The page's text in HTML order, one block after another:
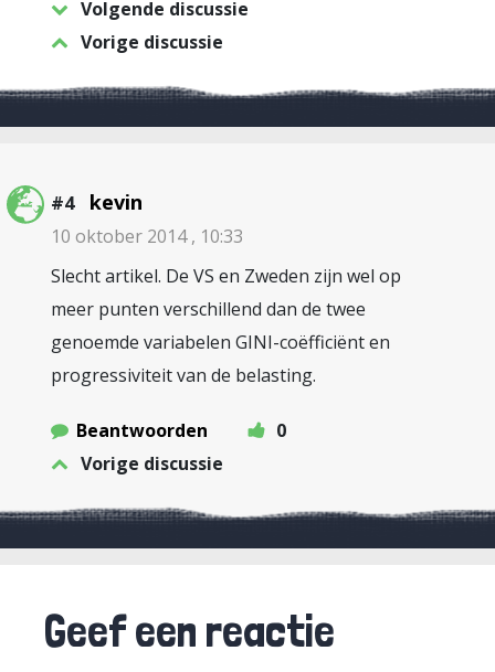
Volgende discussie
Vorige discussie
#4 kevin
10 oktober 2014 , 10:33
Slecht artikel. De VS en Zweden zijn wel op
meer punten verschillend dan de twee
genoemde variabelen GINI-coëfficiënt en
progressiviteit van de belasting.
Beantwoorden
0
Vorige discussie
Geef een reactie